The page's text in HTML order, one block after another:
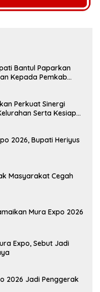
Bantul Paparkan
Kepada Pemkab
Perkuat Sinergi
Serta Kesiapan
2026, Bupati Heriyus
Masyarakat Cegah
Mura Expo 2026
Expo, Sebut Jadi
2026 Jadi Penggerak